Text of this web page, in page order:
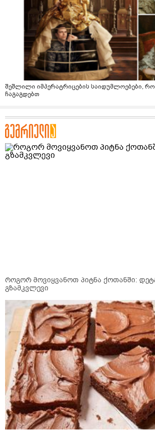
შეშლილი იმპერატრიცების საიდუმლოებები,
ჩაგაგდებთ
როგორ მოვიყვანოთ პიტნა ქოთანში:
გზამკვლევი